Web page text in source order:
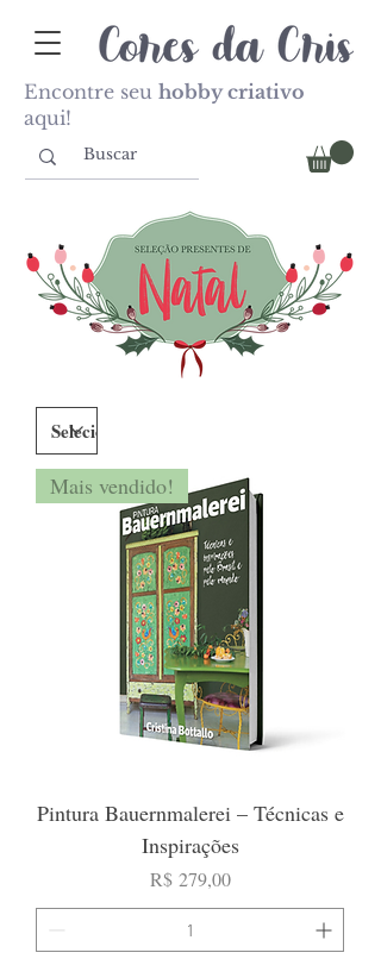
Encontre seu hobby criativo
aqui!
Mais vendido!
Pintura Bauernmalerei – Técnicas e
Inspirações
Preço
R$ 279,00